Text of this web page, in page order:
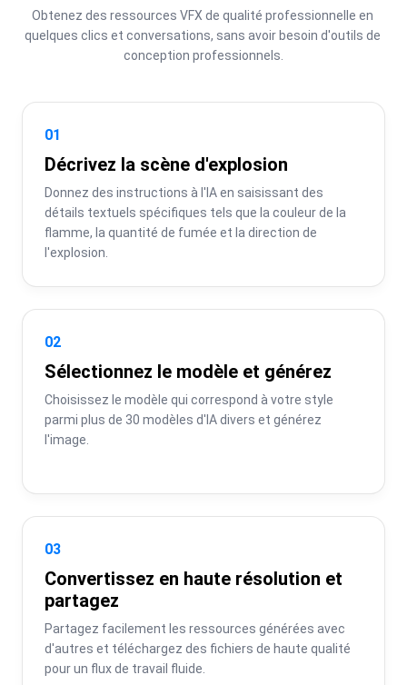
Obtenez des ressources VFX de qualité professionnelle en
quelques clics et conversations, sans avoir besoin d'outils de
conception professionnels.
01
Décrivez la scène d'explosion
Donnez des instructions à l'IA en saisissant des
détails textuels spécifiques tels que la couleur de la
flamme, la quantité de fumée et la direction de
l'explosion.
02
Sélectionnez le modèle et générez
Choisissez le modèle qui correspond à votre style
parmi plus de 30 modèles d'IA divers et générez
l'image.
03
Convertissez en haute résolution et
partagez
Partagez facilement les ressources générées avec
d'autres et téléchargez des fichiers de haute qualité
pour un flux de travail fluide.